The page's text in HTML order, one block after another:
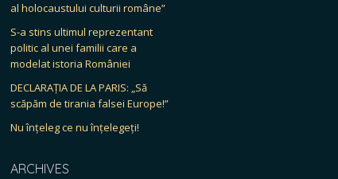
al holocaustului culturii române”
S-a stins ultimul reprezentant
politic al unei familii care a
modelat istoria României
DECLARAȚIA DE LA PARIS: „Să
scăpăm de tirania falsei Europe!”
Nu înțeleg ce nu înțelegeți!
ARCHIVES